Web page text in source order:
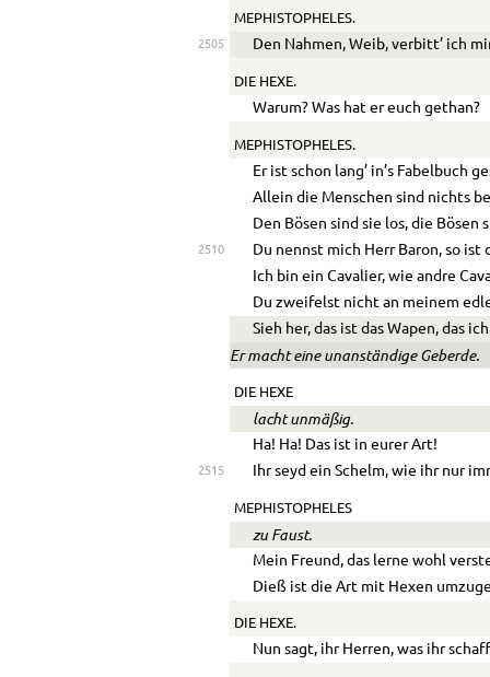
MEPHISTOPHELES.
2505 Den Nahmen, Weib, verbitt’ ich
DIE HEXE.
Warum? Was hat er euch gethan?
MEPHISTOPHELES.
Er ist schon lang’ in’s Fabelbuch
Allein die Menschen sind nichts
Den Bösen sind sie los, die Bösen
2510
Du nennst mich Herr Baron, so ist
Ich bin ein Cavalier, wie andre
Du zweifelst nicht an meinem
Sieh her, das ist das Wapen, das
Er macht eine unanständige Geberde.
DIE HEXE
lacht unmäßig.
Ha! Ha! Das ist in eurer Art!
2515 Ihr seyd ein Schelm, wie ihr nur
MEPHISTOPHELES
zu Faust.
Mein Freund, das lerne wohl
Dieß ist die Art mit Hexen
DIE HEXE.
Nun sagt, ihr Herren, was ihr